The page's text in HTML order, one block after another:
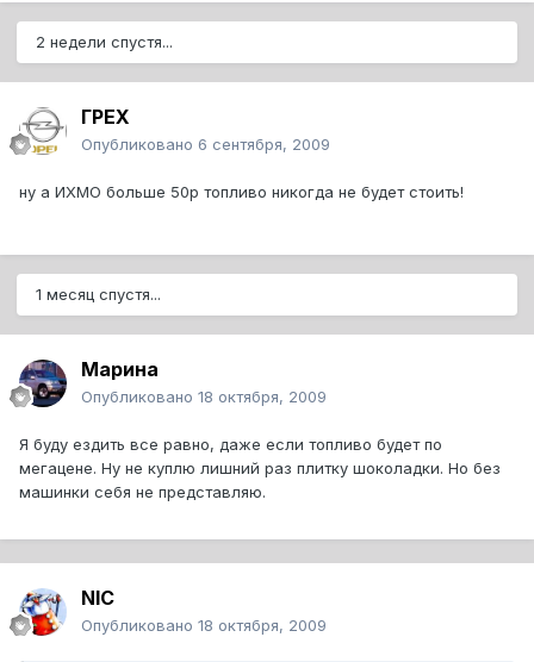
2 недели спустя...
ГРЕХ
Опубликовано 6 сентября, 2009
ну а ИХМО больше 50р топливо никогда не будет стоить!
1 месяц спустя...
Марина
Опубликовано 18 октября, 2009
Я буду ездить все равно, даже если топливо будет по
мегацене. Ну не куплю лишний раз плитку шоколадки. Но без
машинки себя не представляю.
NIC
Опубликовано 18 октября, 2009